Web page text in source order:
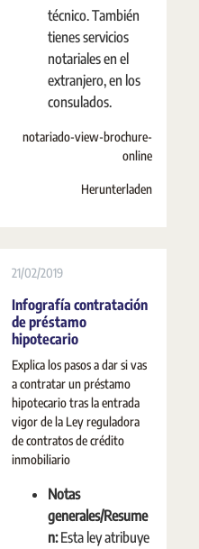
técnico. También
tienes servicios
notariales en el
extranjero, en los
consulados.
notariado-view-brochure-
online
Herunterladen
21/02/2019
Infografía contratación
de préstamo
hipotecario
Explica los pasos a dar si vas
a contratar un préstamo
hipotecario tras la entrada
vigor de la Ley reguladora
de contratos de crédito
inmobiliario
Notas
generales/Resume
n:Esta ley atribuye